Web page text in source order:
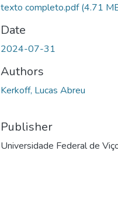
texto completo.pdf(4.71
Date
2024-07-31
Authors
Kerkoff, Lucas Abreu
Publisher
Universidade Federal de